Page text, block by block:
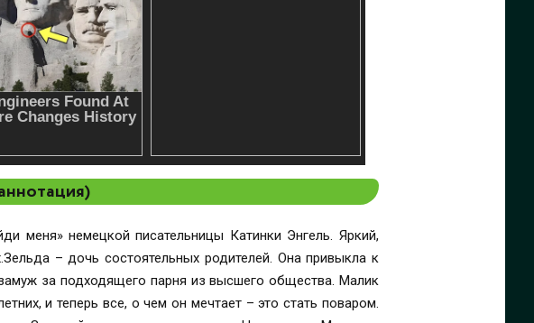
меня» немецкой писательницы Катинки Энгель. Яркий,
– дочь состоятельных родителей. Она привыкла к
за подходящего парня из высшего общества. Малик
и теперь все, о чем он мечтает – это стать поваром.